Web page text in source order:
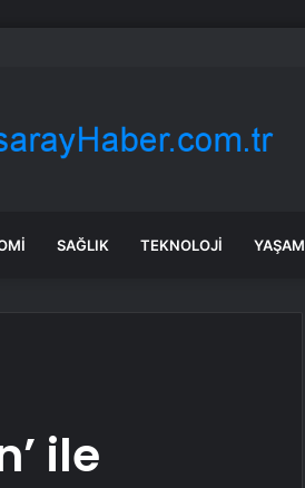
evinde ölü bulundu
SAĞLIK TEKNOLOJI YAŞAM
ile